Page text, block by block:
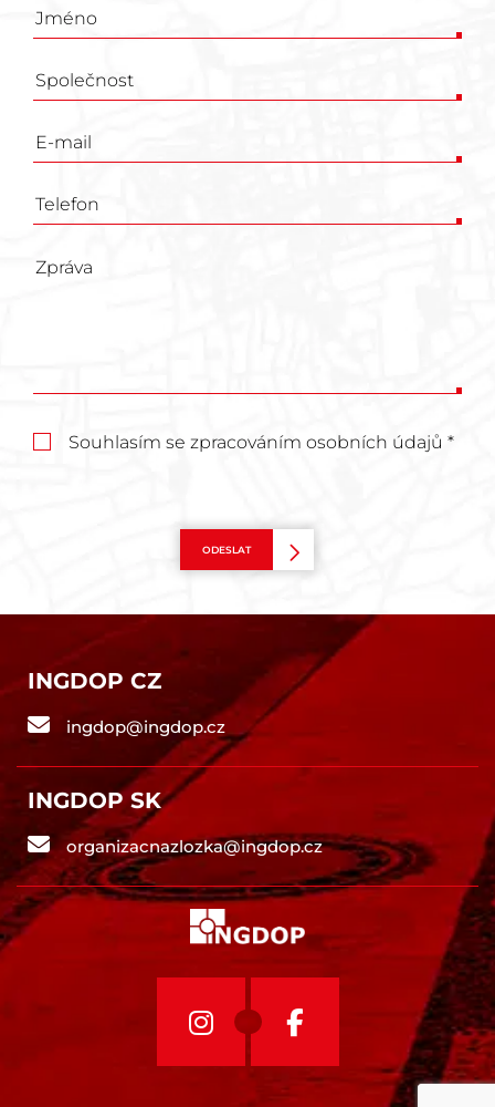
Poptávkový
Souhlasím se zpracováním osobních údajů *
ODESLAT
INGDOP CZ
ingdop@ingdop.cz
INGDOP SK
organizacnazlozka@ingdop.cz